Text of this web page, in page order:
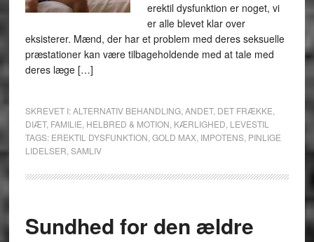
erektil dysfunktion er noget, vi
er alle blevet klar over
eksisterer. Mænd, der har et problem med deres seksuelle
præstationer kan være tilbageholdende med at tale med
deres læge […]
SKREVET I:ALTERNATIV BEHANDLING, ANDET, DET FRÆKKE
DIÆT, FAMILIE HELBRED & MOTION KÆRLIGHED LEVESTIL
TAGS: EREKTIL DYSFUNKTION GOLD MAX, IMPOTENS, PINLIGE
LIDELSER SAMLIV
Sundhed for den ældre